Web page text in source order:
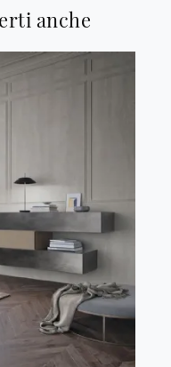
anche